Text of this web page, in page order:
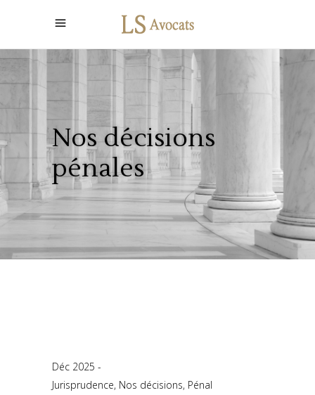
Nos décisions
pénales
Déc 2025
Jurisprudence, Nos décisions, Pénal